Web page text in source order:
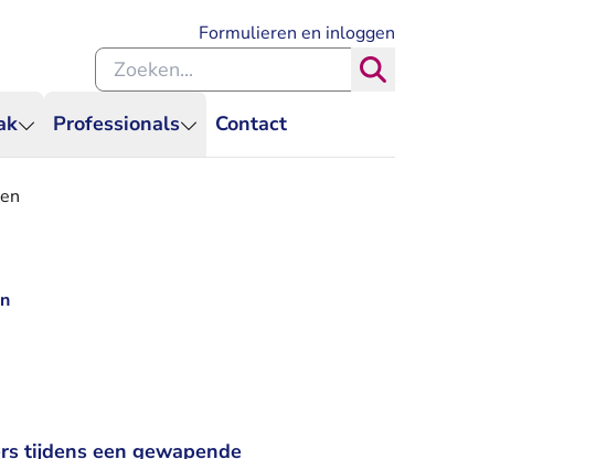
Professionals Contact
Formulieren en inloggen
Zoeken binnen de Rechtspraak
tijdens een gewapende